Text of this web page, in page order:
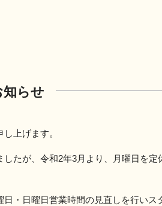
知らせ
上げます。
たが、令和2年3月より、月曜日を
・日曜日営業時間の見直しを行い